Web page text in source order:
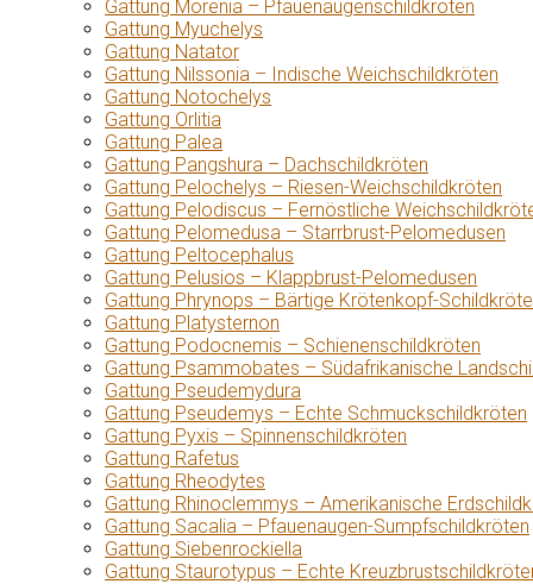
Gattung Morenia – Pfauenaugenschildkröten
Gattung Myuchelys
Gattung Natator
Gattung Nilssonia – Indische Weichschildkröten
Gattung Notochelys
Gattung Orlitia
Gattung Palea
Gattung Pangshura – Dachschildkröten
Gattung Pelochelys – Riesen-Weichschildkröten
Gattung Pelodiscus – Fernöstliche
Gattung Pelomedusa – Starrbrust-Pelomedusen
Gattung Peltocephalus
Gattung Pelusios – Klappbrust-Pelomedusen
Gattung Phrynops – Bärtige Krötenkopf-
Gattung Platysternon
Gattung Podocnemis – Schienenschildkröten
Gattung Psammobates – Südafrikanische
Gattung Pseudemydura
Gattung Pseudemys – Echte Schmuckschildkröten
Gattung Pyxis – Spinnenschildkröten
Gattung Rafetus
Gattung Rheodytes
Gattung Rhinoclemmys – Amerikanische
Gattung Sacalia – Pfauenaugen-Sumpfschildkröten
Gattung Siebenrockiella
Gattung Staurotypus – Echte